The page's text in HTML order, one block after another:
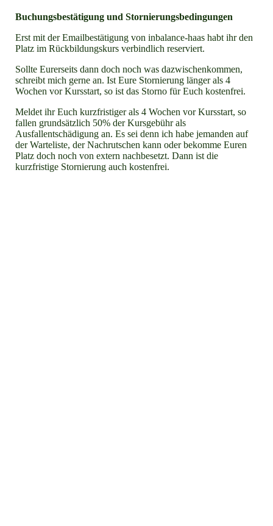
Buchungsbestätigung und Stornierungsbedingungen
Erst mit der Emailbestätigung von inbalance-haas habt ihr den
Platz im Rückbildungskurs verbindlich reserviert.
Sollte Eurerseits dann doch noch was dazwischenkommen,
schreibt mich gerne an. Ist Eure Stornierung länger als 4
Wochen vor Kursstart, so ist das Storno für Euch kostenfrei.
Meldet ihr Euch kurzfristiger als 4 Wochen vor Kursstart, so
fallen grundsätzlich 50% der Kursgebühr als
Ausfallentschädigung an. Es sei denn ich habe jemanden auf
der Warteliste, der Nachrutschen kann oder bekomme Euren
Platz doch noch von extern nachbesetzt. Dann ist die
kurzfristige Stornierung auch kostenfrei.